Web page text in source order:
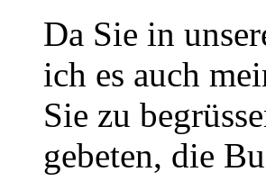
Da Sie in
ich es auch
Sie zu
gebeten, die